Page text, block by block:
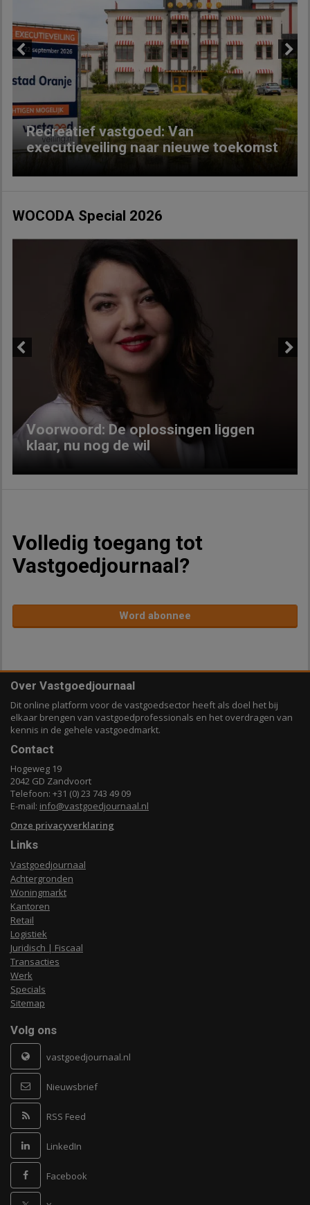
Recreatief vastgoed: Van
executieveiling naar nieuwe toekomst
Next
WOCODA Special 2026
Voorwoord: De oplossingen liggen
klaar, nu nog de wil
Volledig toegang tot
Vastgoedjournaal?
Word abonnee
Over Vastgoedjournaal
Dit online platform voor de vastgoedsector heeft als doel het bij
elkaar brengen van vastgoedprofessionals en het overdragen van
kennis in de gehele vastgoedmarkt.
Contact
Hogeweg 19
2042 GD Zandvoort
Telefoon: +31 (0) 23 743 49 09
E-mail: info@vastgoedjournaal.nl
Onze privacyverklaring
Links
Vastgoedjournaal
Achtergronden
Woningmarkt
Kantoren
Retail
Logistiek
Juridisch | Fiscaal
Transacties
Werk
Specials
Sitemap
Volg ons
vastgoedjournaal.nl
Nieuwsbrief
RSS Feed
LinkedIn
Facebook